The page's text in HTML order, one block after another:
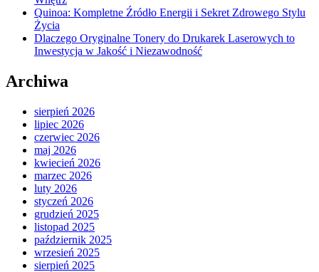
Quinoa: Kompletne Źródło Energii i Sekret Zdrowego Stylu
Życia
Dlaczego Oryginalne Tonery do Drukarek Laserowych to
Inwestycja w Jakość i Niezawodność
Archiwa
sierpień 2026
lipiec 2026
czerwiec 2026
maj 2026
kwiecień 2026
marzec 2026
luty 2026
styczeń 2026
grudzień 2025
listopad 2025
październik 2025
wrzesień 2025
sierpień 2025